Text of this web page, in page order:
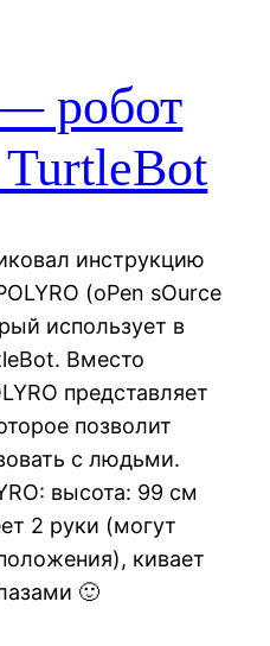
робот
инструкцию
(oPen sOurce
использует в
Вместо
представляет
позволит
с людьми.
высота: 99 см
2 руки (могут
кивает
🙂